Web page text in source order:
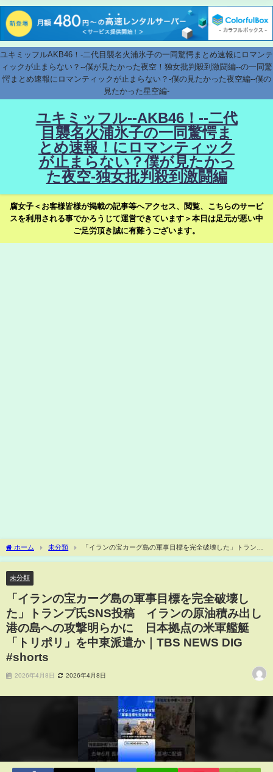
ユキミッフルAKB46！-二代目襲名火浦氷子の一同驚愕まとめ速報にロマンテ
ィックが止まらない？--僕が見たかった夜空！独女批判殺到激闘編--の一同驚
愕まとめ速報にロマンティックが止まらない？-僕の見たかった夜空編--僕の
見たかった星空編-
ユキミッフル--AKB46！--二代
目襲名火浦氷子の一同驚愕ま
とめ速報！にロマンティック
が止まらない？僕が見たかっ
た夜空-独女批判殺到激闘編
腐女子＜お客様皆様が掲載の記事等へアクセス、閲覧、こちらのサービ
スを利用される事でかろうじて運営できています＞本日は足元が悪い中
ご足労頂き誠に有難うございます。
ホーム 未分類
「イランの宝カーグ島の軍事目標を完全破壊した」トランプ
氏SNS投稿 イランの原油積み出し港の島への攻撃明らかに 日本拠点の米軍艦艇
未分類
「イランの宝カーグ島の軍事目標を完全破壊し
た」トランプ氏SNS投稿 イランの原油積み出し
港の島への攻撃明らかに 日本拠点の米軍艦艇
「トリポリ」を中東派遣か｜TBS NEWS DIG
#shorts
2026年4月8日 2026年4月8日